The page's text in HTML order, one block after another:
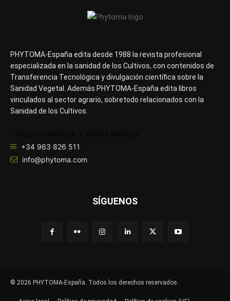
PHYTOMA-España edita desde 1988 la revista profesional
especializada en la sanidad de los Cultivos, con contenidos de
Transferencia Tecnológica y divulgación científica sobre la
Sanidad Vegetal. Además PHYTOMA-España edita libros
vinculados al sector agrario, sobretodo relacionados con la
Sanidad de los Cultivos.
+34 963 826 511
info@phytoma.com
SÍGUENOS
© 2026 PHYTOMA-España. Todos los derechos reservados.